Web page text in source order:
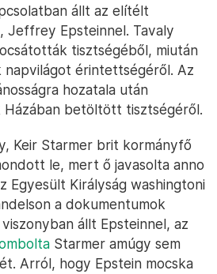
állt az elítélt
Jeffrey Epsteinnel. Tavaly
tisztségéből, miután
napvilágot érintettségéről. Az
hozatala után
betöltött tisztségéről.
Keir Starmer brit kormányfő
le, mert ő javasolta anno
Egyesült Királyság washingtoni
a dokumentumok
állt Epsteinnel, az
Starmer amúgy sem
Arról, hogy Epstein mocska